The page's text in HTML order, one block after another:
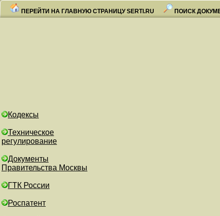
ПЕРЕЙТИ НА ГЛАВНУЮ СТРАНИЦУ SERTI.RU ПОИСК
Кодексы
Техническое
регулирование
Документы
Правительства Москвы
ГТК России
Роспатент